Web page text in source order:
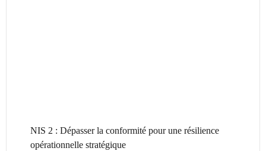
NIS 2 : Dépasser la conformité pour une résilience
opérationnelle stratégique